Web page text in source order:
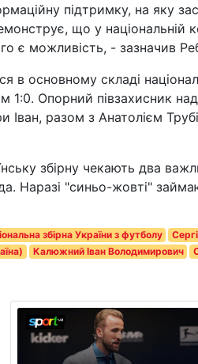
підтримку, на яку
що у національній
є можливість, - зазначив
основному складі
1:0. Опорний півзахисник
Іван, разом з Анатолієм
збірну чекають два
Наразі "синьо-жовті"
збірна України з футболу
Калюжний Іван Володимирович